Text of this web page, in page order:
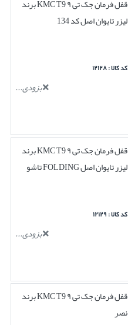
قفل فرمان جک تی ۹ KMC T9 برند
لیزر تایوان اصل کد 134
کد کالا : ۱۲۱۲۸
بزودی...
قفل فرمان جک تی ۹ KMC T9 برند
لیزر تایوان اصل FOLDING تاشو
کد کالا : ۱۲۱۲۹
بزودی...
قفل فرمان جک تی ۹ KMC T9 برند
نصر